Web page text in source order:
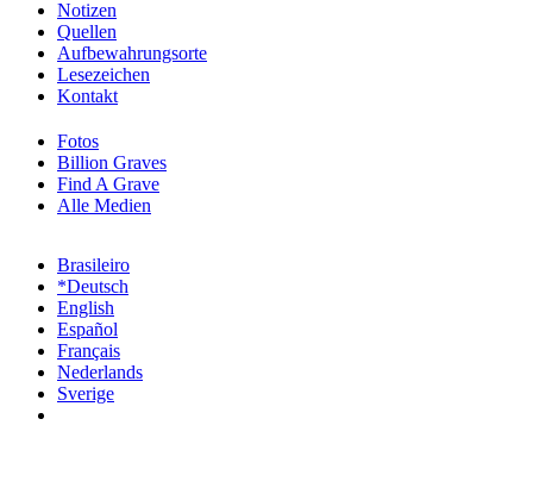
Fotos
Billion Graves
Find A Grave
Alle Medien
Notizen
Quellen
Aufbewahrungsorte
Lesezeichen
Kontakt
Brasileiro
*Deutsch
English
Español
Français
Nederlands
Sverige